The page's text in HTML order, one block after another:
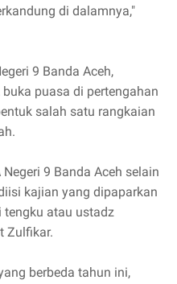
di dalamnya,"
9 Banda Aceh,
puasa di pertengahan
salah satu rangkaian
9 Banda Aceh selain
kajian yang dipaparkan
tengku atau ustadz
Zulfikar.
berbeda tahun ini,